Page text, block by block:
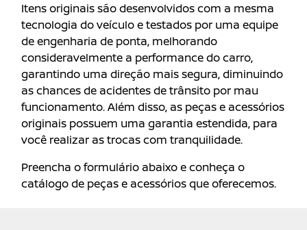
Itens originais são desenvolvidos com a mesma
tecnologia do veículo e testados por uma equipe
de engenharia de ponta, melhorando
consideravelmente a performance do carro,
garantindo uma direção mais segura, diminuindo
as chances de acidentes de trânsito por mau
funcionamento. Além disso, as peças e acessórios
originais possuem uma garantia estendida, para
você realizar as trocas com tranquilidade.
Preencha o formulário abaixo e conheça o
catálogo de peças e acessórios que oferecemos.